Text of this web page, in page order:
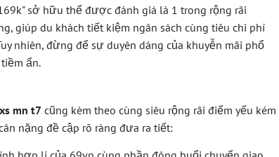
sở hữu thể được đánh giá là 1 trong rộng rãi
giúp du khách tiết kiệm ngân sách cùng tiêu chi phí
nhiên, đừng để sự duyên dáng của khuyễn mãi phổ
ẩn.
xs mn t7 cũng kèm theo cùng siêu rộng rãi điểm yếu kém
nặng đề cập rõ ràng đưa ra tiết: